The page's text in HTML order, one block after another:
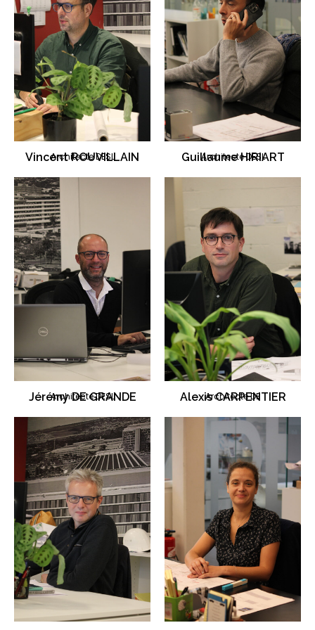
Vincent ROUVILLAIN
Architecte DESL Guillaume HIRIART
Architecte DESL
Jérémy DE GRANDE
Architecte DESL Alexis CARPENTIER
Architecte DE